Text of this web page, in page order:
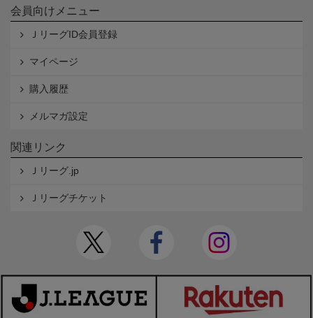
会員向けメニュー
ＪリーグID会員登録
マイページ
購入履歴
メルマガ設定
関連リンク
Ｊリーグ.jp
Ｊリーグチケット